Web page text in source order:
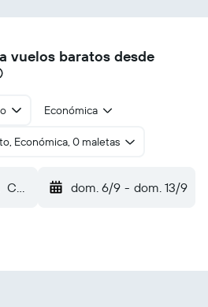
vuelos baratos desde
Económica
Económica, 0 maletas
Cusco Internacional Alejandro Velasco Astete (CUZ) dom. 6/9 - dom. 13/9